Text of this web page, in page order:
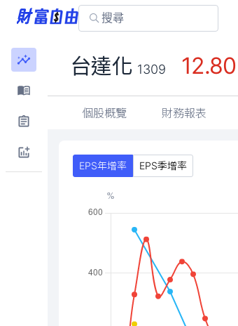
台達化 1309 12.80
個股概覽 財務報表
EPS年增率 EPS季增率